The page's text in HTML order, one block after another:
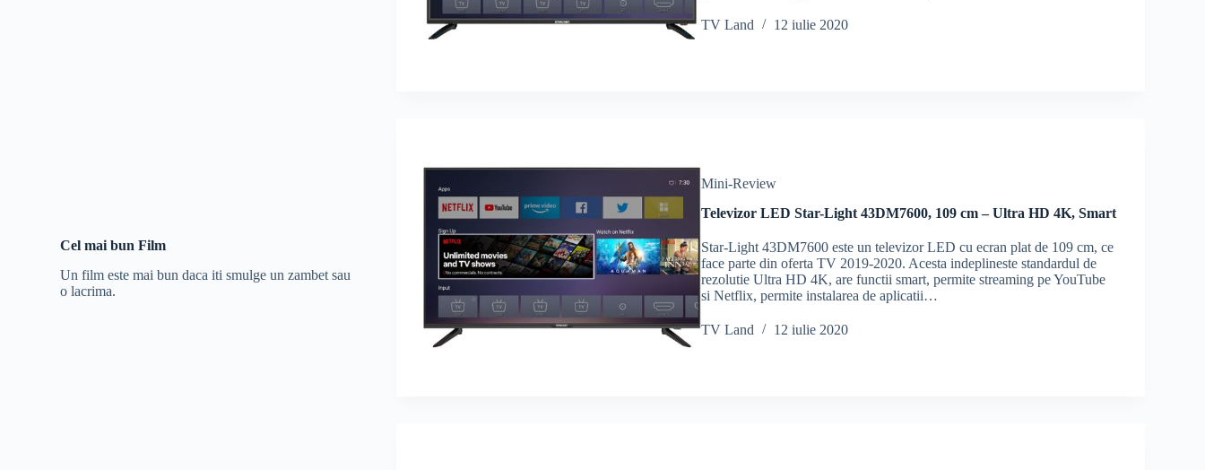
TV Land 12 iulie 2020
Mini-Review
Televizor LED Star-Light 43DM7600, 109 cm – Ultra HD 4K, Smart
Star-Light 43DM7600 este un televizor LED cu ecran plat de 109 cm, ce
face parte din oferta TV 2019-2020. Acesta indeplineste standardul de
rezolutie Ultra HD 4K, are functii smart, permite streaming pe YouTube
si Netflix, permite instalarea de aplicatii…
TV Land 12 iulie 2020
Cel mai bun Film
Un film este mai bun daca iti smulge un zambet sau
o lacrima.